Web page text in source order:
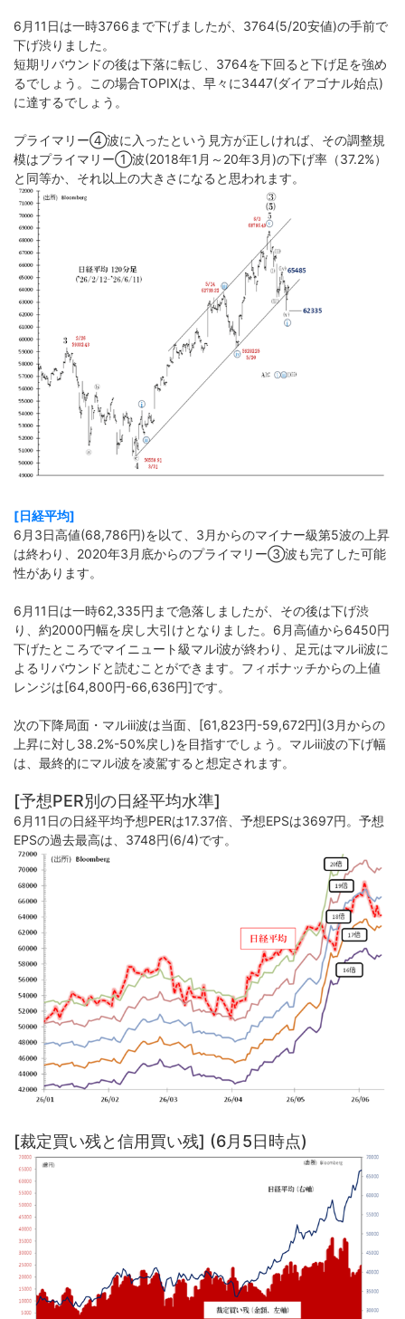
6月11日は一時3766まで下げましたが、3764(5/20安値)の手前で
下げ渋りました。
短期リバウンドの後は下落に転じ、3764を下回ると下げ足を強め
るでしょう。この場合TOPIXは、早々に3447(ダイアゴナル始点)
に達するでしょう。
プライマリー➃波に入ったという見方が正しければ、その調整規
模はプライマリー➀波(2018年1月～20年3月)の下げ率（37.2%）
と同等か、それ以上の大きさになると思われます。
[日経平均]
6月3日高値(68,786円)を以て、3月からのマイナー級第5波の上昇
は終わり、2020年3月底からのプライマリー➂波も完了した可能
性があります。
6月11日は一時62,335円まで急落しましたが、その後は下げ渋
り、約2000円幅を戻し大引けとなりました。6月高値から6450円
下げたところでマイニュート級マルi波が終わり、足元はマルii波に
よるリバウンドと読むことができます。フィボナッチからの上値
レンジは[64,800円-66,636円]です。
次の下降局面・マルiii波は当面、[61,823円-59,672円](3月からの
上昇に対し38.2%-50%戻し)を目指すでしょう。マルiii波の下げ幅
は、最終的にマルi波を凌駕すると想定されます。
[予想PER別の日経平均水準]
6月11日の日経平均予想PERは17.37倍、予想EPSは3697円。予想
EPSの過去最高は、3748円(6/4)です。
[裁定買い残と信用買い残] (6月5日時点)